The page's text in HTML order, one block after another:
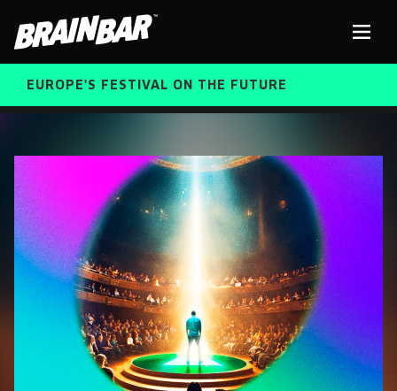
Bar
ABOUT US
ALUMNI SPEAKERS
BRAIN BAR™ TRIBE
EUROPE'S FESTIVAL ON THE FUTURE
FREE STUDENT AND TEACHER REGISTRATION
TICKETS
CART